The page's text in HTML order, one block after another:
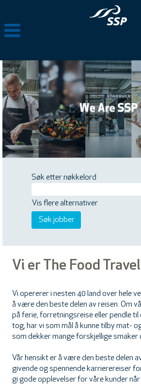
Søk etter nøkkelord
Vis flere alternativer
Vi er The Food
Vi opererer i nesten 40 land over hele
å være den beste delen av reisen. Om
på ferie, forretningsreise eller pendle til
tog, har vi som mål å kunne tilby mat-
som dekker mange forskjellige smaker
Vår hensikt er å være den beste delen
givende og spennende karrierereiser
gi gode opplevelser for våre kunder når